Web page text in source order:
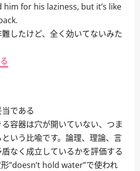
him for his laziness, but it’s like
難したけど、全く効いてないみた
当である
る容器は穴が開いていない、つま
いう比喩です。論理、理論、言
なく成立しているかを評価する
”doesn’t hold water”で使われ